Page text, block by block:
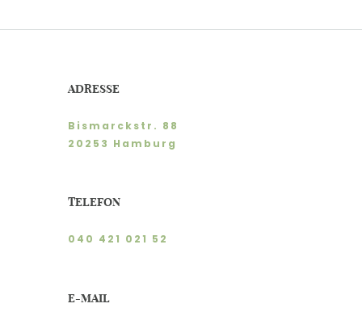
ADRESSE
Bismarckstr. 88
20253 Hamburg
TELEFON
040 421 021 52
E-MAIL